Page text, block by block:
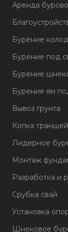
Аренда
Бурение
Бурение под
Бурение
Бурение ям
Вывоз грунта
Копка траншей
Лидерное
Монтаж
Разработка и
Срубка свай
Установка
Шнековое